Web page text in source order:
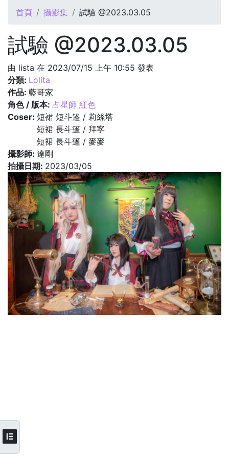
您在這裡
首頁 攝影集 試驗 @2023.03.05
試驗 @2023.03.05
由 lista 在 2023/07/15 上午 10:55 發表
分類: Lolita
作品: 藍哥家
角色 / 版本: 占星師 紅色
Coser: 短裙 短斗篷 / 莉絲塔
短裙 長斗篷 / 拜寧
短裙 長斗篷 / 麥麥
攝影師: 達剛
拍攝日期: 2023/03/05